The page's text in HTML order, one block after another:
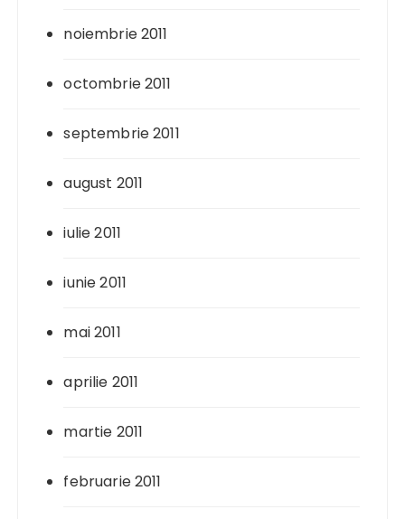
noiembrie 2011
octombrie 2011
septembrie 2011
august 2011
iulie 2011
iunie 2011
mai 2011
aprilie 2011
martie 2011
februarie 2011